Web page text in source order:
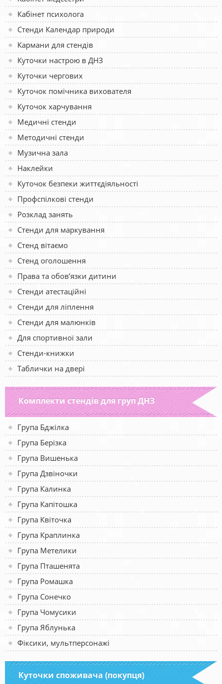
Кабінет психолога
Стенди Календар природи
Кармани для стендів
Куточки настрою в ДНЗ
Куточки чергових
Куточок помічника вихователя
Куточок харчування
Медичні стенди
Методичні стенди
Музична зала
Наклейки
Куточок безпеки життєдіяльності
Профспілкові стенди
Розклад занять
Стенди для маркування
Стенд вітаємо
Стенд оголошення
Права та обов’язки дитини
Стенди атестаційні
Стенди для ліплення
Стенди для малюнків
Для спортивної зали
Стенди-книжки
Таблички на двері
Комплекти стендів для груп ДНЗ
Група Бджілка
Група Берізка
Група Вишенька
Група Дзвіночки
Група Калинка
Група Капітошка
Група Квіточка
Група Краплинка
Група Метелики
Група Пташенята
Група Ромашка
Група Сонечко
Група Чомусики
Група Яблунька
Фіксики, мультперсонажі
Куточки споживача (покупця)